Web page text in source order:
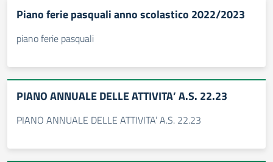
Piano ferie pasquali anno scolastico 2022/2023
piano ferie pasquali
PIANO ANNUALE DELLE ATTIVITA’ A.S. 22.23
PIANO ANNUALE DELLE ATTIVITA’ A.S. 22.23